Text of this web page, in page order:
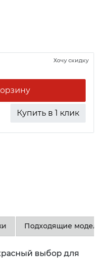
Купить в 1 клик
Хочу скидку
Подходящие
выбор для